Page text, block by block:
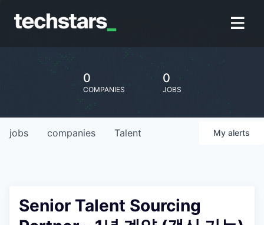
0
COMPANIES
0
JOBS
jobs companies Talent My alerts
Senior Talent Sourcing